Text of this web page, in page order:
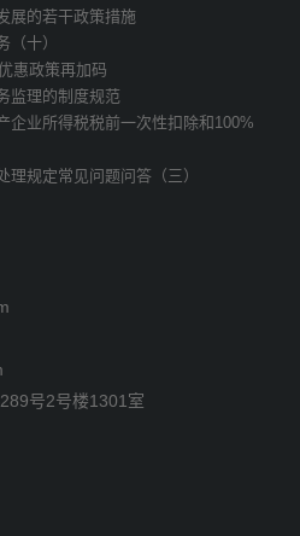
展的若干政策措施
（十）
惠政策再加码
监理的制度规范
企业所得税税前一次性扣除和100%
规定常见问题问答（三）
号2号楼1301室